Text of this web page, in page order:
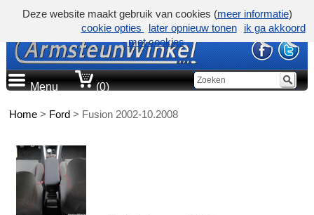
Menu (0)
Home> Ford> Fusion 2002-10.2008
Deze website maakt gebruik van cookies (meer informatie)
cookie opties
later opnieuw tonen
ik ga akkoord
met cookies